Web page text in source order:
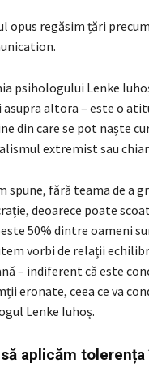
opus regăsim țări
psihologului Lenke
asupra altora – este o
din care se pot naște
extremist sau
spune, fără teama de a
deoarece poate
50% dintre oameni
vorbi de relații
– indiferent că este
eronate, ceea ce va
Lenke Iuhoș.
aplicăm